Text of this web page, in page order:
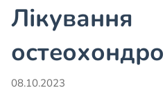
Лікування
08.10.2023